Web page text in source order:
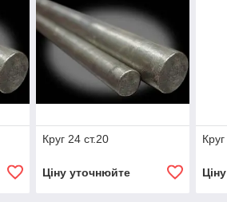
Круг 24 ст.20
Ціну уточнюйте